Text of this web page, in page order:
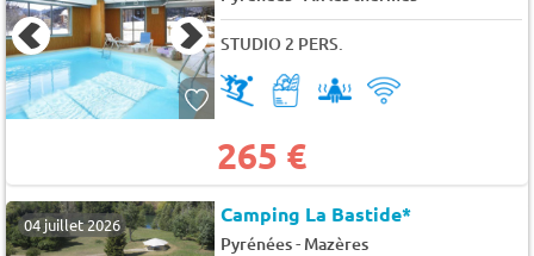
STUDIO 2 PERS.
265 €
04 juillet 2026 Camping La Bastide*
Pyrénées- Mazères